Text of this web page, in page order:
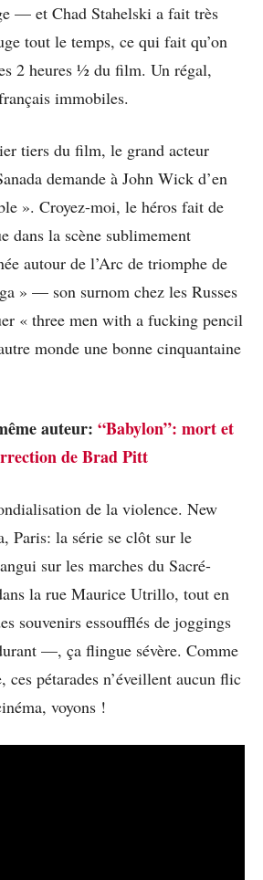
— et Chad Stahelski a fait très
tout le temps, ce qui fait qu’on
2 heures ½ du film. Un régal,
immobiles.
tiers du film, le grand acteur
demande à John Wick d’en
». Croyez-moi, le héros fait de
dans la scène sublimement
autour de l’Arc de triomphe de
» — son surnom chez les Russes
« three men with a fucking pencil
monde une bonne cinquantaine
auteur: “Babylon”: mort et
de Brad Pitt
de la violence. New
Paris: la série se clôt sur le
sur les marches du Sacré-
la rue Maurice Utrillo, tout en
souvenirs essoufflés de joggings
—, ça flingue sévère. Comme
ces pétarades n’éveillent aucun flic
voyons !